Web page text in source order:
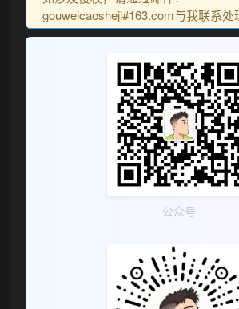
gouweicaosheji#163.com与我联系处
公众号